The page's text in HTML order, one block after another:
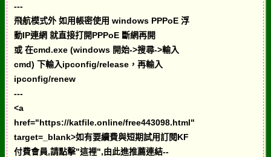
---
飛航模式外 如用帳密使用 windows PPPoE 浮
動IP連網 就直接打開PPPoE 斷網再開
或 在cmd.exe (windows 開始->搜尋->輸入
cmd) 下輸入ipconfig/release，再輸入
ipconfig/renew
---
<a
href="https://katfile.online/free443098.html"
target=_blank>如有要續費與短期試用訂閱KF
付費會員,請點擊"這裡",由此進推薦連結--